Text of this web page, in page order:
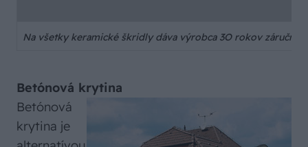
Na všetky keramické škridly dáva výrobca 3O rokov
Betónová krytina
Betónová
krytina je